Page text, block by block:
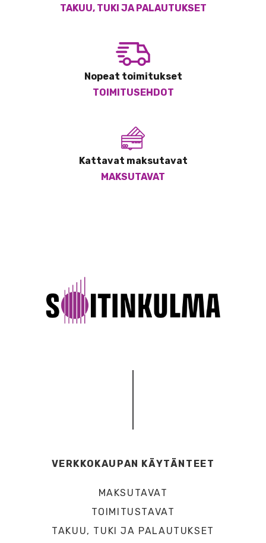
TAKUU, TUKI JA PALAUTUKSET
Nopeat toimitukset
TOIMITUSEHDOT
Kattavat maksutavat
MAKSUTAVAT
VERKKOKAUPAN KÄYTÄNTEET
MAKSUTAVAT
TOIMITUSTAVAT
TAKUU, TUKI JA PALAUTUKSET